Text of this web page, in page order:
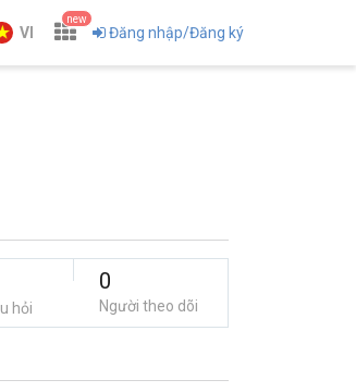
VI
new
Đăng nhập/Đăng ký
hỏi
0
Người theo dõi